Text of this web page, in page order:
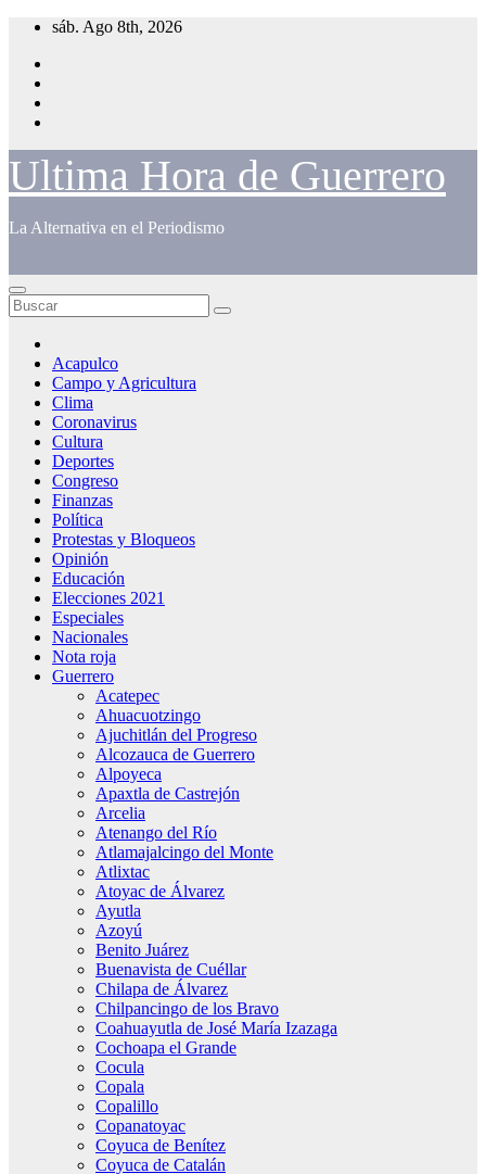
Saltar
contenido
sáb. Ago 8th, 2026
Ultima Hora de Guerrero
La Alternativa en el Periodismo
Acapulco
Campo y Agricultura
Clima
Coronavirus
Cultura
Deportes
Congreso
Finanzas
Política
Protestas y Bloqueos
Opinión
Educación
Elecciones 2021
Especiales
Nacionales
Nota roja
Guerrero
Acatepec
Ahuacuotzingo
Ajuchitlán del Progreso
Alcozauca de Guerrero
Alpoyeca
Apaxtla de Castrejón
Arcelia
Atenango del Río
Atlamajalcingo del Monte
Atlixtac
Atoyac de Álvarez
Ayutla
Azoyú
Benito Juárez
Buenavista de Cuéllar
Chilapa de Álvarez
Chilpancingo de los Bravo
Coahuayutla de José María Izazaga
Cochoapa el Grande
Cocula
Copala
Copalillo
Copanatoyac
Coyuca de Benítez
Coyuca de Catalán